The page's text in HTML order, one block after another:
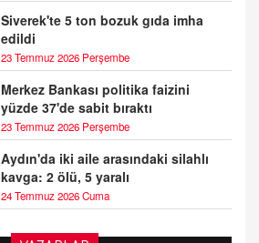
Siverek'te 5 ton bozuk gıda imha
edildi
23 Temmuz 2026 Perşembe
Merkez Bankası politika faizini
yüzde 37'de sabit bıraktı
23 Temmuz 2026 Perşembe
Aydın'da iki aile arasındaki silahlı
kavga: 2 ölü, 5 yaralı
24 Temmuz 2026 Cuma